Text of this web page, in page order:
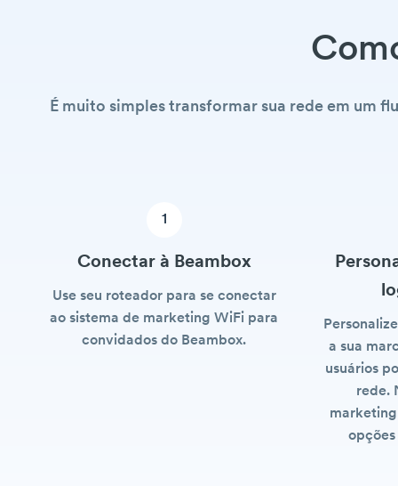
É muito simples transformar sua rede em um
1
Conectar à Beambox
Use seu roteador para se conectar
ao sistema de marketing WiFi para
convidados do Beambox.
a sua
usuários
rede.